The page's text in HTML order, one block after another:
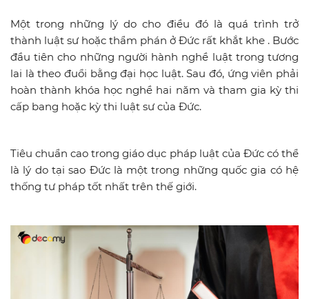
Một trong những lý do cho điều đó là quá trình trở
thành luật sư hoặc thẩm phán ở Đức rất khắt khe . Bước
đầu tiên cho những người hành nghề luật trong tương
lai là theo đuổi bằng đại học luật. Sau đó, ứng viên phải
hoàn thành khóa học nghề hai năm và tham gia kỳ thi
cấp bang hoặc kỳ thi luật sư của Đức.
Tiêu chuẩn cao trong giáo dục pháp luật của Đức có thể
là lý do tại sao Đức là một trong những quốc gia có hệ
thống tư pháp tốt nhất trên thế giới.